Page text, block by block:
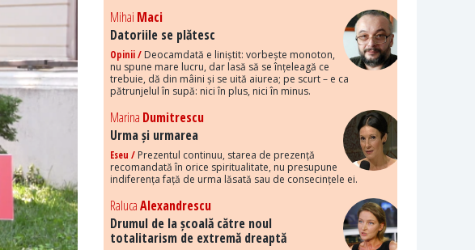
Mihai Maci
Datoriile se plătesc
Opinii / Deocamdată e liniștit: vorbește monoton,
nu spune mare lucru, dar lasă să se înțeleagă ce
trebuie, dă din mâini și se uită aiurea; pe scurt – e ca
pătrunjelul în supă: nici în plus, nici în minus.
Marina Dumitrescu
Urma și urmarea
Eseu / Prezentul continuu, starea de prezență
recomandată în orice spiritualitate, nu presupune
indiferența față de urma lăsată sau de consecințele ei.
RalucaAlexandrescu
Drumul de la școală către noul
totalitarism de extremă dreaptă